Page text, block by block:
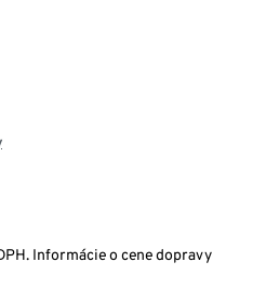
Informácie o cene dopravy